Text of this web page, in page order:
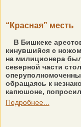
“Красная” месть
В Бишкеке
кинувшийся с
на милиционера
северной части
обращаясь к
капюшоне,
Подробнее...